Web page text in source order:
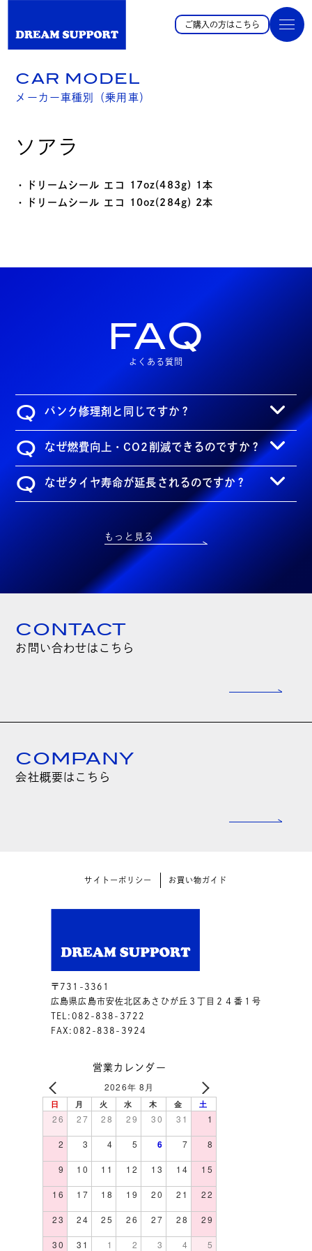
ご購入の方はこちら
CAR MODEL
メーカー車種別（乗用車）
ソアラ
・ドリームシール エコ 17oz(483g) 1本
・ドリームシール エコ 10oz(284g) 2本
FAQ
よくある質問
Q パンク修理剤と同じですか？
Q なぜ燃費向上・CO2削減できるのですか？
Q なぜタイヤ寿命が延長されるのですか？
もっと見る
CONTACT
お問い合わせはこちら
COMPANY
会社概要はこちら
サイトーポリシー お買い物ガイド
〒731-3361
広島県広島市安佐北区あさひが丘３丁目２４番１号
TEL:082-838-3722
FAX:082-838-3924
営業カレンダー
2026年 8月
日 月 火 水 木 金 土
26 27 28 29 30 31 1
2 3 4 5 6 7 8
9 10 11 12 13 14 15
16 17 18 19 20 21 22
23 24 25 26 27 28 29
30 31 1 2 3 4 5